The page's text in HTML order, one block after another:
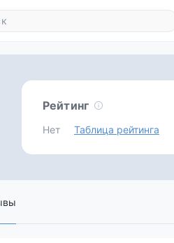
Рейтинг
Нет Таблица рейтинга